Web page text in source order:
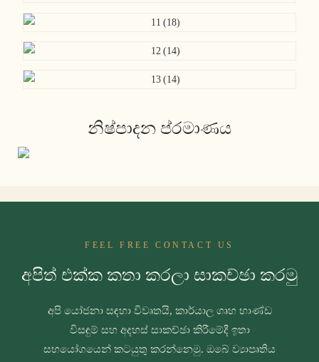
නිෂ්පාදන ප්රමාණය
FEEL FREE CONTACT US
අපිත් එක්ක කතා කරලා සාකච්ඡා කරමු
අපි යෝජනා සඳහා විවෘතයි, කාර්යාල ගෘහ භාණ්ඩ
විසඳුම් සහ අදහස් සාකච්ඡා කිරීමේදී ඉතා
සහයෝගයෙන් කටයුතු කරන්නෙමු. ඔබේ ව්‍යාපෘතිය